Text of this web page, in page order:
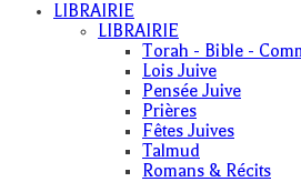
LIBRAIRIE
LIBRAIRIE
Torah - Bible -
Lois Juive
Pensée Juive
Prières
Fêtes Juives
Talmud
Romans & Récits